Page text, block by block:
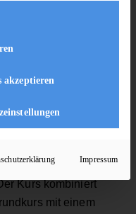
euch gezielt
Kurs kombiniert
mit einem
akzeptieren
Impressum